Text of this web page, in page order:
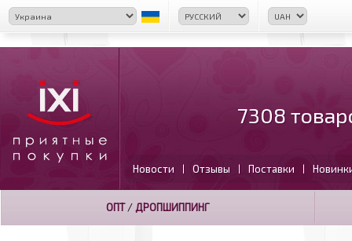
7308
Новости | Отзывы | Поставки |
ОПТ/ ДРОПШИППИНГ